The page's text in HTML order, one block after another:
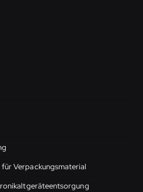
Verpackungsmaterial